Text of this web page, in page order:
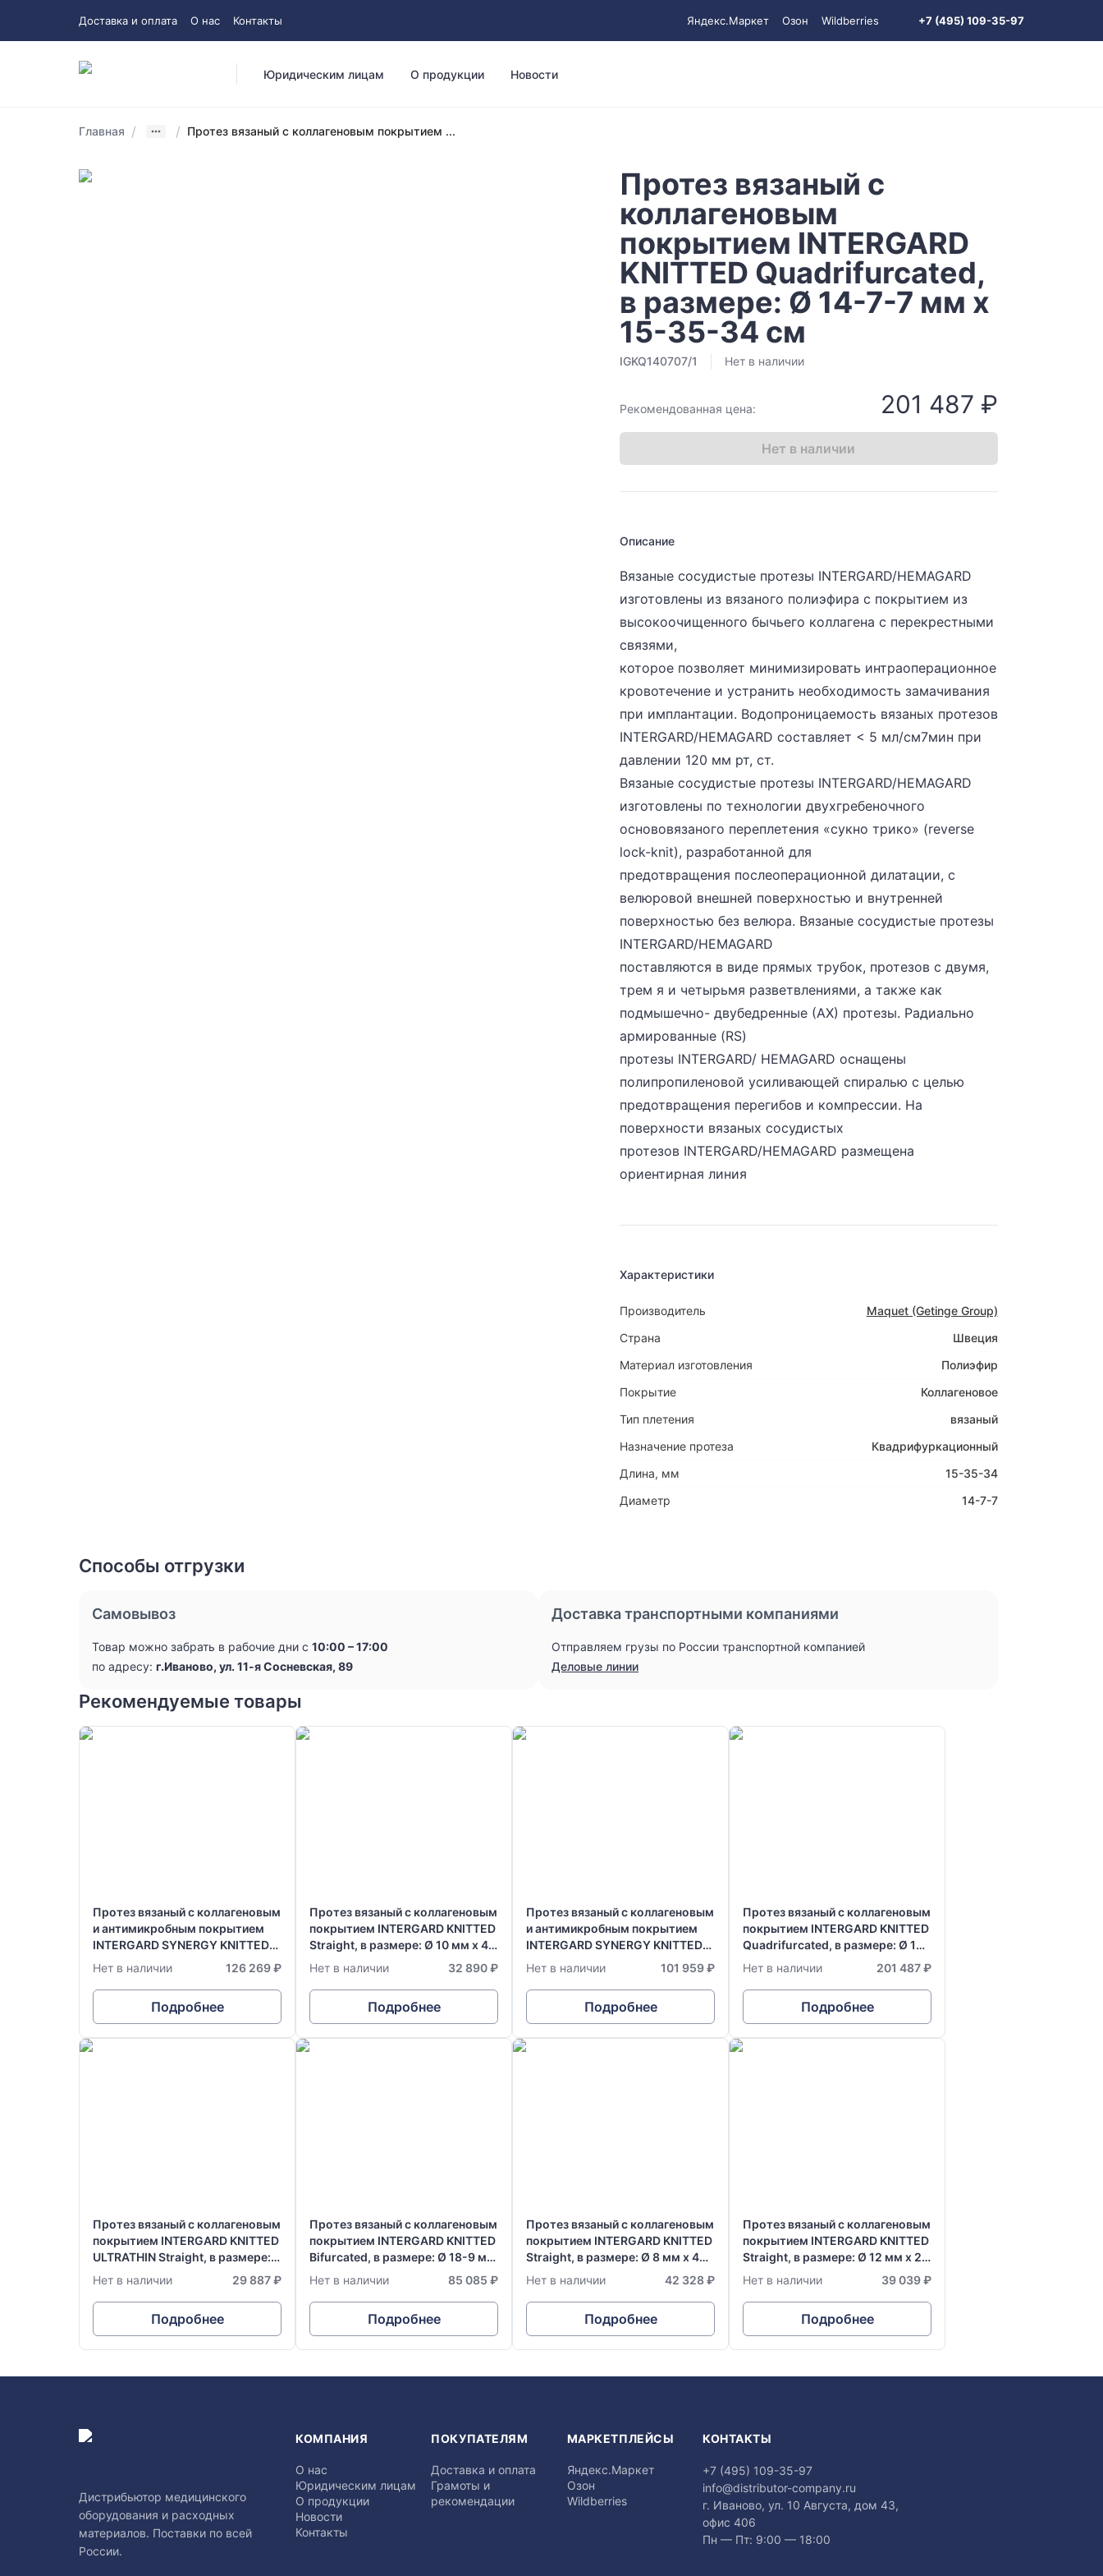
Доставка и оплата О нас Контакты Яндекс.Маркет Озон Wildberries +7 (495) 109-35-97
Юридическим лицам О продукции Новости
Главная / / Протез вязаный с коллагеновым покрытием ...
Протез вязаный с
коллагеновым
покрытием INTERGARD
KNITTED Quadrifurcated,
в размере: Ø 14-7-7 мм х
15-35-34 см
IGKQ140707/1 Нет в наличии
Рекомендованная цена: 201 487 ₽
Нет в наличии
Описание
Вязаные сосудистые протезы INTERGARD/HEMAGARD
изготовлены из вязаного полиэфира с покрытием из
высокоочищенного бычьего коллагена с перекрестными
связями,
которое позволяет минимизировать интраоперационное
кровотечение и устранить необходимость замачивания
при имплантации. Водопроницаемость вязаных протезов
INTERGARD/HEMAGARD составляет < 5 мл/см7мин при
давлении 120 мм рт, ст.
Вязаные сосудистые протезы INTERGARD/HEMAGARD
изготовлены по технологии двухгребеночного
основовязаного переплетения «сукно трико» (reverse
lock-knit), разработанной для
предотвращения послеоперационной дилатации, с
велюровой внешней поверхностью и внутренней
поверхностью без велюра. Вязаные сосудистые протезы
INTERGARD/HEMAGARD
поставляются в виде прямых трубок, протезов с двумя,
трем я и четырьмя разветвлениями, а также как
подмышечно- двубедренные (АХ) протезы. Радиально
армированные (RS)
протезы INTERGARD/ HEMAGARD оснащены
полипропиленовой усиливающей спиралью с целью
предотвращения перегибов и компрессии. На
поверхности вязаных сосудистых
протезов INTERGARD/HEMAGARD размещена
ориентирная линия
Характеристики
Производитель
Maquet (Getinge Group)
Страна
Швеция
Материал изготовления
Полиэфир
Покрытие
Коллагеновое
Тип плетения
вязаный
Назначение протеза
Квадрифуркационный
Длина, мм
15-35-34
Диаметр
14-7-7
Способы отгрузки
Самовывоз
Товар можно забрать в рабочие дни с 10:00 – 17:00
по адресу: г.Иваново, ул. 11-я Сосневская, 89
Доставка транспортными компаниями
Отправляем грузы по России транспортной компанией
Деловые линии
Рекомендуемые товары
Протез вязаный с коллагеновым
и антимикробным покрытием
INTERGARD SYNERGY KNITTED
ULTRATHIN Stright Radially
Ø 6 мм х 70 см
Нет в наличии 126 269 ₽
Подробнее
Протез вязаный с коллагеновым
покрытием INTERGARD KNITTED
Straight, в размере: Ø 10 мм х 40
см
Нет в наличии 32 890 ₽
Подробнее
Протез вязаный с коллагеновым
и антимикробным покрытием
INTERGARD SYNERGY KNITTED
Bifurcated, в размере: Ø 14-7 мм
Нет в наличии 101 959 ₽
Подробнее
Протез вязаный с коллагеновым
покрытием INTERGARD KNITTED
Quadrifurcated, в размере: Ø 16-
8-8 мм х 15-35-34 см
Нет в наличии 201 487 ₽
Подробнее
Протез вязаный с коллагеновым
покрытием INTERGARD KNITTED
ULTRATHIN Straight, в размере:
Ø 7 мм х 20 см
Нет в наличии 29 887 ₽
Подробнее
Протез вязаный с коллагеновым
покрытием INTERGARD KNITTED
Bifurcated, в размере: Ø 18-9 мм
х 50 см
Нет в наличии 85 085 ₽
Подробнее
Протез вязаный с коллагеновым
покрытием INTERGARD KNITTED
Straight, в размере: Ø 8 мм х 40
см
Нет в наличии 42 328 ₽
Подробнее
Протез вязаный с коллагеновым
покрытием INTERGARD KNITTED
Straight, в размере: Ø 12 мм х 20
см
Нет в наличии 39 039 ₽
Подробнее
Дистрибьютор медицинского
оборудования и расходных
материалов. Поставки по всей
России.
КОМПАНИЯ
О нас
Юридическим лицам
О продукции
Новости
Контакты
ПОКУПАТЕЛЯМ
Доставка и оплата
Грамоты и
рекомендации
МАРКЕТПЛЕЙСЫ
Яндекс.Маркет
Озон
Wildberries
КОНТАКТЫ
+7 (495) 109-35-97
info@distributor-company.ru
г. Иваново, ул. 10 Августа, дом 43,
офис 406
Пн — Пт: 9:00 — 18:00